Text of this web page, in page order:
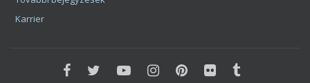
Hajbeültetési régiók
Baranya megye